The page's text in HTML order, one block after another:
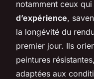
notamment ceux
d’expérience,
la longévité du
premier jour. Ils
peintures
adaptées aux